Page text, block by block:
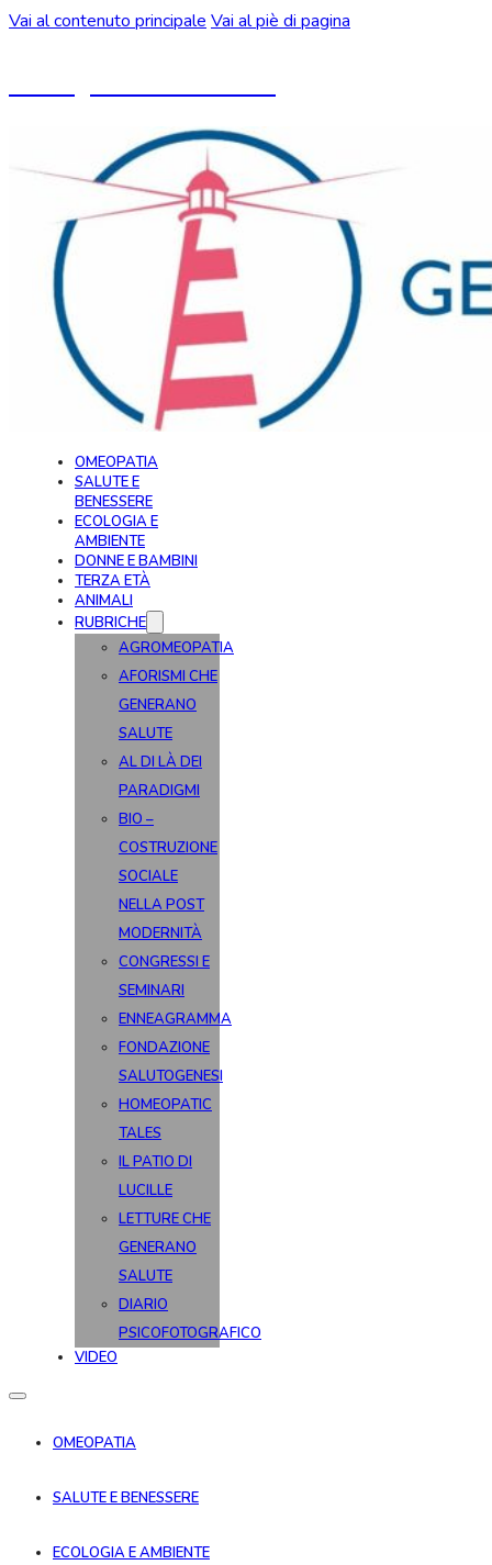
Vai al contenuto principale Vai al piè di pagina
OMEOPATIA
SALUTE E
BENESSERE
ECOLOGIA E
AMBIENTE
DONNE E BAMBINI
TERZA ETÀ
ANIMALI
RUBRICHE
AGROMEOPATIA
AFORISMI CHE
GENERANO
SALUTE
AL DI LÀ DEI
PARADIGMI
BIO –
COSTRUZIONE
SOCIALE
NELLA POST
MODERNITÀ
CONGRESSI E
SEMINARI
ENNEAGRAMMA
FONDAZIONE
SALUTOGENESI
HOMEOPATIC
TALES
IL PATIO DI
LUCILLE
LETTURE CHE
GENERANO
SALUTE
DIARIO
PSICOFOTOGRAFICO
VIDEO
OMEOPATIA
SALUTE E BENESSERE
ECOLOGIA E AMBIENTE